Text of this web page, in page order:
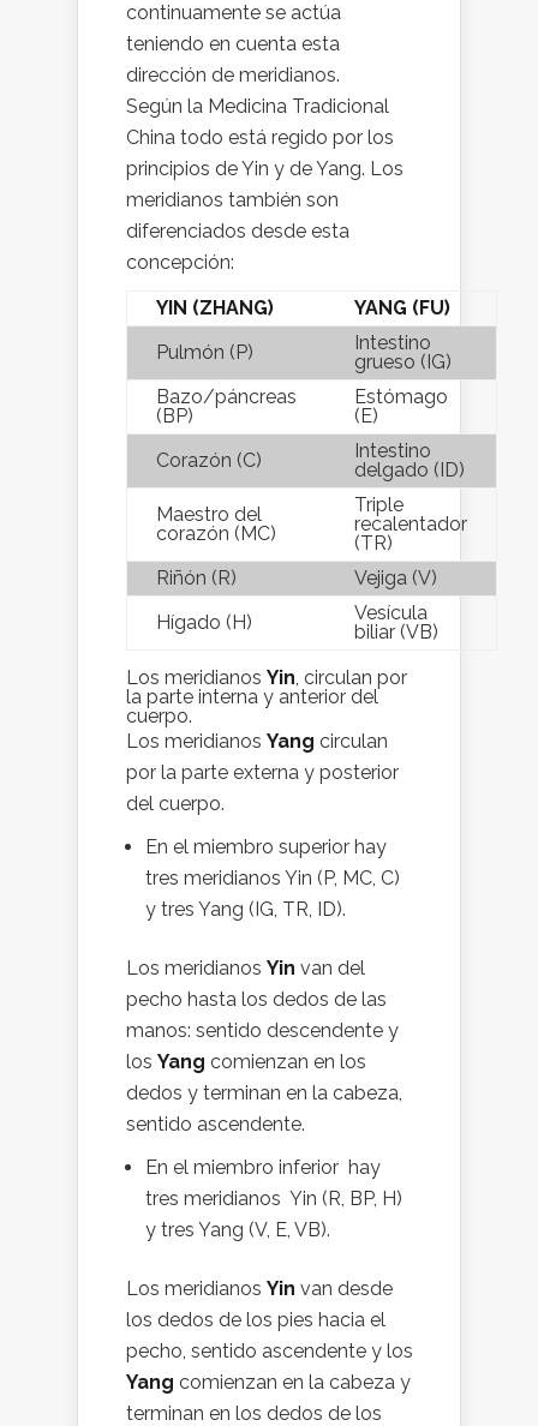
continuamente se actúa
teniendo en cuenta esta
dirección de meridianos.
Según la Medicina Tradicional
China todo está regido por los
principios de Yin y de Yang. Los
meridianos también son
diferenciados desde esta
concepción:
YIN (ZHANG)
YANG (FU)
Pulmón (P)
Intestino
grueso (IG)
Bazo/páncreas
(BP)
Estómago
(E)
Corazón (C)
Intestino
delgado (ID)
Maestro del
corazón (MC)
Triple
recalentador
(TR)
Riñón (R)
Vejiga (V)
Hígado (H)
Vesícula
biliar (VB)
Los meridianos Yin, circulan por
la parte interna y anterior del
cuerpo.
Los meridianos Yang circulan
por la parte externa y posterior
del cuerpo.
En el miembro superior hay
tres meridianos Yin (P, MC, C)
y tres Yang (IG, TR, ID).
Los meridianos Yin van del
pecho hasta los dedos de las
manos: sentido descendente y
los Yang comienzan en los
dedos y terminan en la cabeza,
sentido ascendente.
En el miembro inferior hay
tres meridianos Yin (R, BP, H)
y tres Yang (V, E, VB).
Los meridianos Yin van desde
los dedos de los pies hacia el
pecho, sentido ascendente y los
Yang comienzan en la cabeza y
terminan en los dedos de los